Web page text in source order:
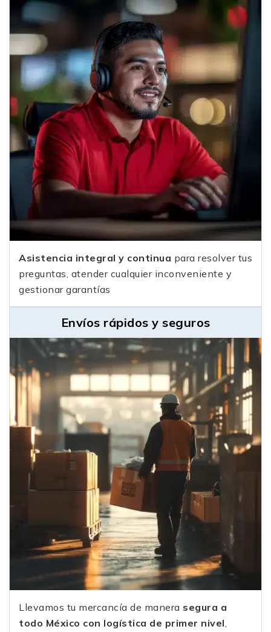
Asistencia integral y continua para resolver tus
preguntas, atender cualquier inconveniente y
gestionar garantías
Envíos rápidos y seguros
Llevamos tu mercancía de manera segura a
todo México con logística de primer nivel,